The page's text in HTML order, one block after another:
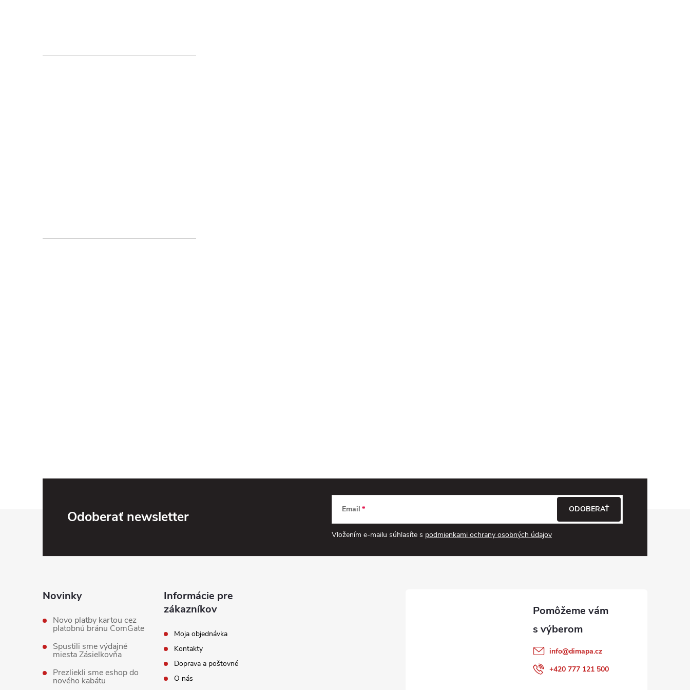
Odoberať newsletter Email
Vložením e-mailu súhlasíte s podmienkami ochrany osobných údajov
ODOBERAŤ
Novinky
Novo platby kartou cez
platobnú bránu ComGate
Spustili sme výdajné
miesta Zásielkovňa
Prezliekli sme eshop do
nového kabátu
Informácie pre
zákazníkov
Moja objednávka
Kontakty
Doprava a poštovné
O nás
info@dimapa.cz
+420 777 121 500